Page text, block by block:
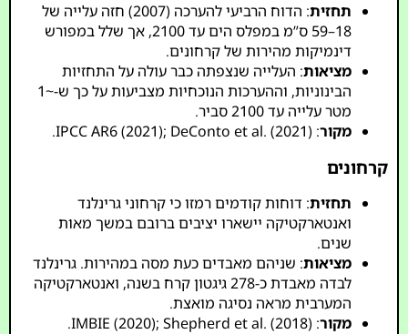
תחזית
: הדוח הרביעי להערכה (2007) חזה עלייה של
18–59 ס”מ במפלס הים עד 2100, אך שלל במפורש
דינמיקות מהירות של קרחונים.
מציאות: העלייה שנצפתה כבר עולה על התחזיות
הבינוניות, וההערכות הנוכחיות מצביעות על כך ש-~1
מטר עלייה עד 2100 סביר.
מקור: IPCC AR6 (2021); DeConto et al. (2021).
קרחונים
תחזית: דוחות קודמים רמזו כי קרחוני גרינלנד
ואנטארקטיקה יישארו יציבים ברובם במשך מאות
שנים.
מציאות: שניהם מאבדים כעת מסה במהירות. גרינלנד
לבדה מאבדת כ-278 גיגטון קרח בשנה, ואנטארקטיקה
המערבית מראה נסיגה מואצת.
מקור: IMBIE (2020); Shepherd et al. (2018).